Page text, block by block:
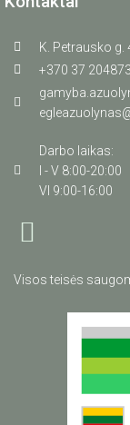
K. Petrausko g.
+370 37 204873
Darbo laikas:
I - V 8:00-20:00
VI 9:00-16:00
Visos teisės